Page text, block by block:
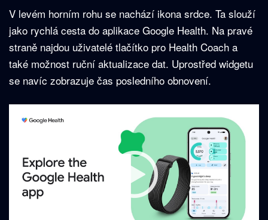
V levém horním rohu se nachází ikona srdce. Ta slouží
jako rychlá cesta do aplikace Google Health. Na pravé
straně najdou uživatelé tlačítko pro Health Coach a
také možnost ruční aktualizace dat. Uprostřed widgetu
se navíc zobrazuje čas posledního obnovení.